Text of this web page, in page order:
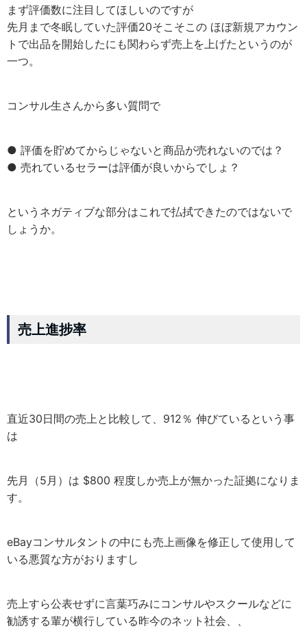
まず評価数に注目してほしいのですが
先月まで冬眠していた評価20そこそこの ほぼ新規アカウン
トで出品を開始したにも関わらず売上を上げたというのが
一つ。
コンサル生さんから多い質問で
● 評価を貯めてからじゃないと商品が売れないのでは？
● 売れているセラーは評価が良いからでしょ？
というネガティブな部分はこれで払拭できたのではないで
しょうか。
売上進捗率
直近30日間の売上と比較して、912％ 伸びているという事
は
先月（5月）は $800 程度しか売上が無かった証拠になりま
す。
eBayコンサルタントの中にも売上画像を修正して使用して
いる悪質な方がおりますし
売上すら公表せずに言葉巧みにコンサルやスクールなどに
勧誘する輩が横行している昨今のネット社会、、